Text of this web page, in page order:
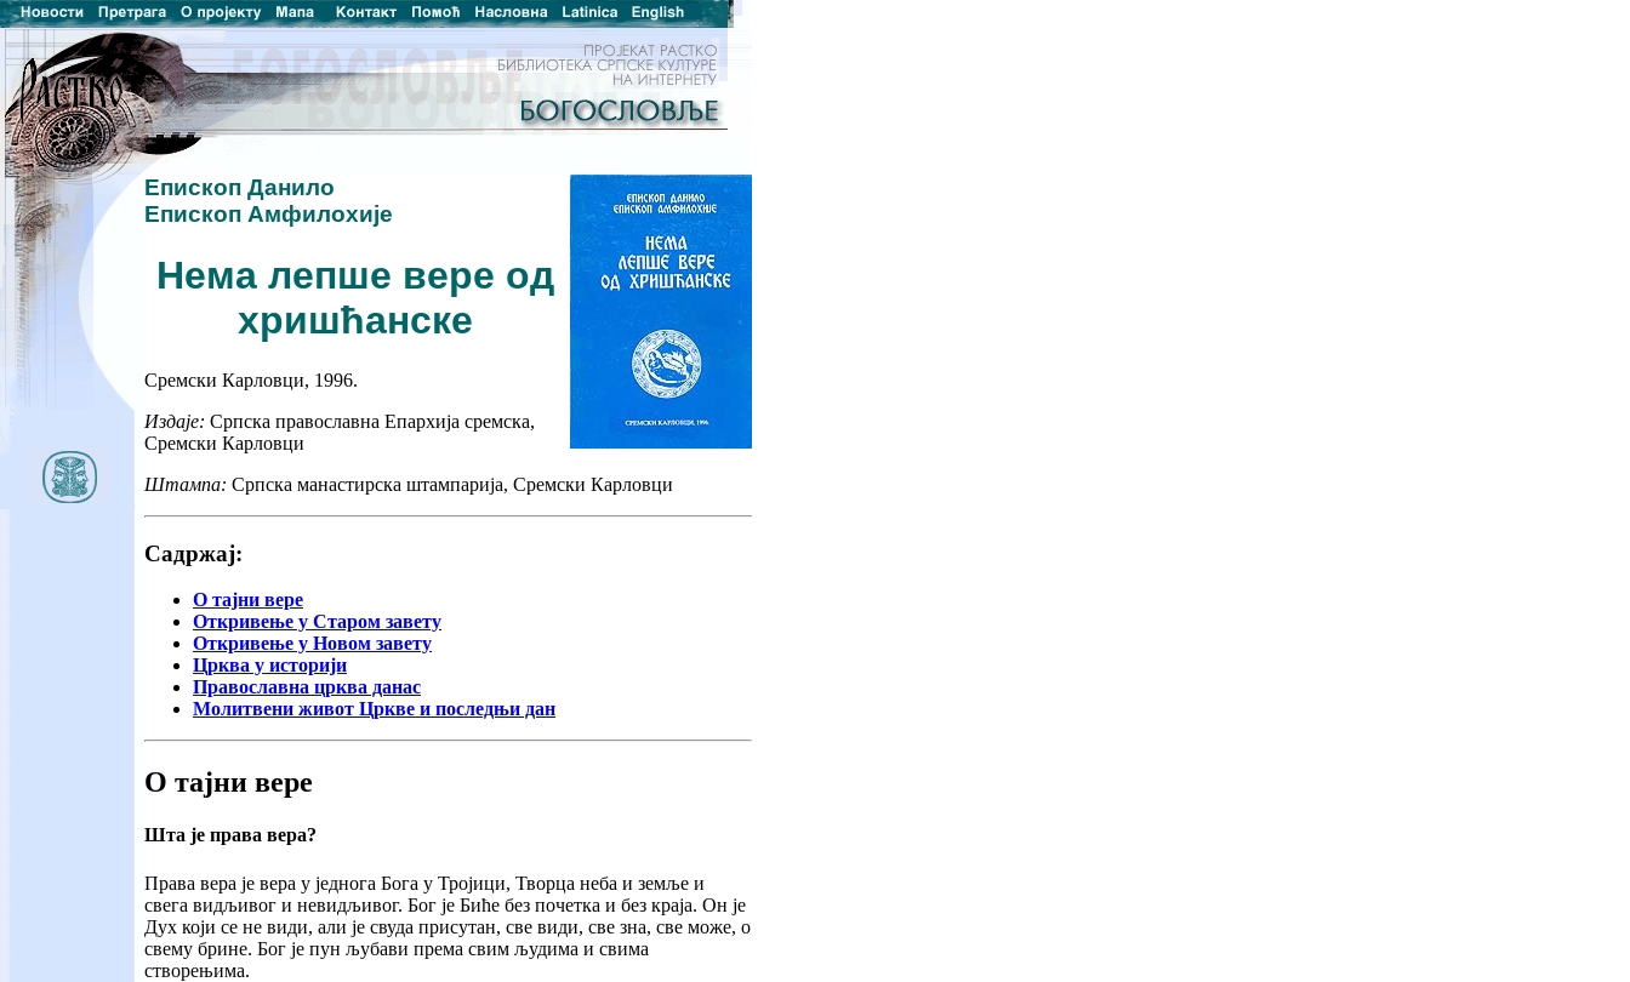
Епископ Данило
Епископ Амфилохије
Нема лепше вере од
хришћанске
Сремски Карловци, 1996.
Издаје: Српска православна Епархија сремска,
Сремски Карловци
Штампа: Српска манастирска штампарија, Сремски Карловци
Садржај:
О тајни вере
Откривење у Старом завету
Откривење у Новом завету
Црква у историји
Православна црква данас
Молитвени живот Цркве и последњи дан
О тајни вере
Шта је права вера?
Права вера је вера у једнога Бога у Тројици, Творца неба и земље и
свега видљивог и невидљивог. Бог је Биће без почетка и без краја. Он је
Дух који се не види, али је свуда присутан, све види, све зна, све може, о
свему брине. Бог је пун љубави према свим људима и свима
створењима.